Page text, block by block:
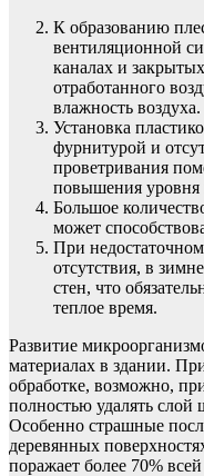
К образованию
вентиляционной
каналах и
отработанного
влажность воздуха.
Установка
фурнитурой и
проветривания
повышения уровня
Большое
может
При
отсутствия, в
стен, что
теплое время.
Развитие
материалах в здании.
обработке, возможно,
полностью удалять слой
Особенно страшные
деревянных
поражает более 70%